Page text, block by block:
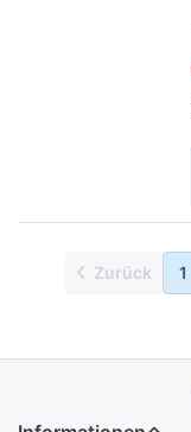
Zurück 1